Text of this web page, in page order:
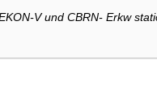
V und CBRN- Erkw